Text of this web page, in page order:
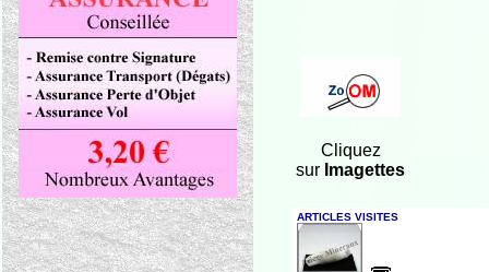
Cliquez
sur Imagettes